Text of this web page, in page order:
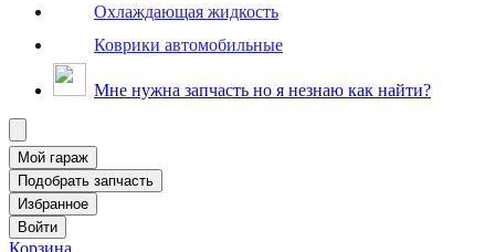
Охлаждающая жидкость
Коврики автомобильные
Мне нужна запчасть но я незнаю как найти?
Корзина